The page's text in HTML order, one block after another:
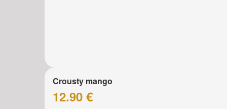
Crousty mango
12.90 €